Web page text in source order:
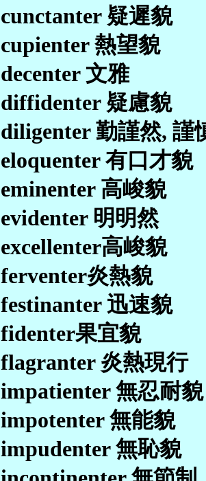
cunctanter 疑遲貌
cupienter 熱望貌
decenter 文雅
diffidenter 疑慮貌
diligenter 勤謹然, 謹
eloquenter 有口才貌
eminenter 高峻貌
evidenter 明明然
excellenter高峻貌
ferventer炎熱貌
festinanter 迅速貌
fidenter果宜貌
flagranter 炎熱現行
impatienter 無忍耐貌
impotenter 無能貌
impudenter 無恥貌